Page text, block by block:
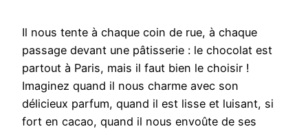
Il nous tente à chaque coin de rue, à chaque
passage devant une pâtisserie : le chocolat est
partout à Paris, mais il faut bien le choisir !
Imaginez quand il nous charme avec son
délicieux parfum, quand il est lisse et luisant, si
fort en cacao, quand il nous envoûte de ses